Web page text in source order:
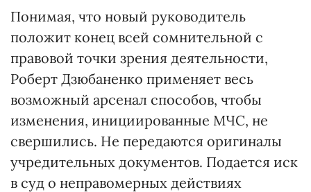
Понимая, что новый руководитель
положит конец всей сомнительной с
правовой точки зрения деятельности,
Роберт Дзюбаненко применяет весь
возможный арсенал способов, чтобы
изменения, инициированные МЧС, не
свершились. Не передаются оригиналы
учредительных документов. Подается иск
в суд о неправомерных действиях